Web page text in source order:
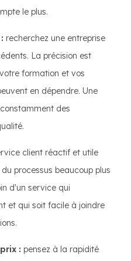
le plus.
recherchez une entreprise
La précision est
formation et vos
en dépendre. Une
des
client réactif et utile
processus beaucoup plus
d'un service qui
et qui soit facile à joindre
: pensez à la rapidité